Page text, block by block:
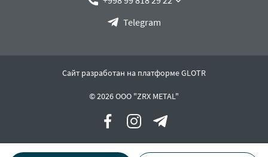
Telegram
Сайт разработан на платформе GLOTR
© 2026 OOO "ZRX METAL"